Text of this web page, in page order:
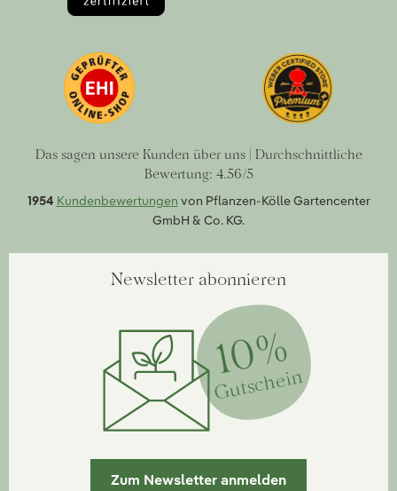
Das sagen unsere Kunden über uns | Durchschnittliche
Bewertung: 4.56/5
1954 Kundenbewertungen von Pflanzen-Kölle Gartencenter
GmbH & Co. KG.
Newsletter abonnieren
10%
Gutschein
Zum Newsletter anmelden